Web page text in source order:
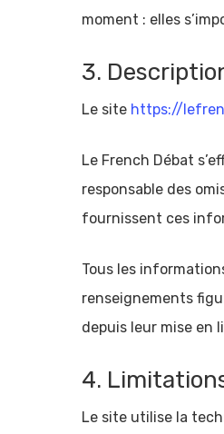
moment : elles
3.
Le site https://
Le French Débat
responsable des
fournissent ces
Tous les
renseignements
depuis leur mise en
4.
Le site utilise la